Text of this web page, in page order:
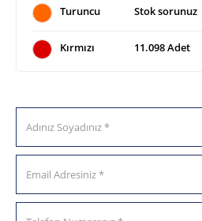
Turuncu Stok sorunuz
Kırmızı 11.098 Adet